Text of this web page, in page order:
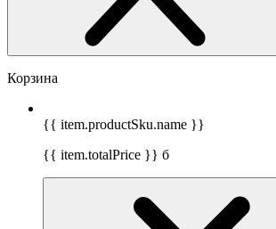
Корзина
{{ item.productSku.name }}
{{ item.totalPrice }} б